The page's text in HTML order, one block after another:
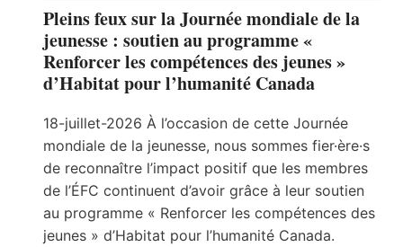
Pleins feux sur la Journée mondiale de la
jeunesse : soutien au programme «
Renforcer les compétences des jeunes »
d’Habitat pour l’humanité Canada
18-juillet-2026 À l’occasion de cette Journée
mondiale de la jeunesse, nous sommes fier·ère·s
de reconnaître l’impact positif que les membres
de l’ÉFC continuent d’avoir grâce à leur soutien
au programme « Renforcer les compétences des
jeunes » d’Habitat pour l’humanité Canada.